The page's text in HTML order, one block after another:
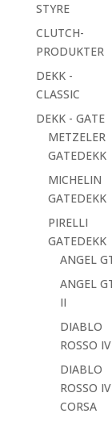
STYRE
CLUTCH-
PRODUKTER
DEKK -
CLASSIC
DEKK - GATE
METZELER
GATEDEKK
MICHELIN
GATEDEKK
PIRELLI
GATEDEKK
ANGEL
ANGEL
II
DIABLO
ROSSO IV
DIABLO
ROSSO IV
CORSA